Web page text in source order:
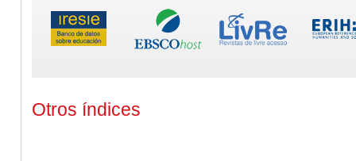
Otros índices